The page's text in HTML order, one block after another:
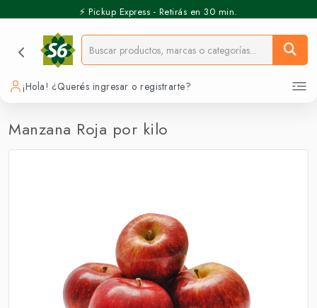
⚡️ Pickup Express - Retirás en 30 min.
¡Hola! ¿Querés ingresar o registrarte?
Manzana Roja por kilo